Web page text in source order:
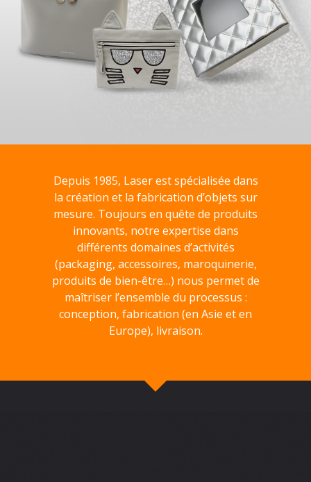
Depuis 1985, Laser est spécialisée dans
la création et la fabrication d’objets sur
mesure. Toujours en quête de produits
innovants, notre expertise dans
différents domaines d’activités
(packaging, accessoires, maroquinerie,
produits de bien-être…) nous permet de
maîtriser l’ensemble du processus :
conception, fabrication (en Asie et en
Europe), livraison.